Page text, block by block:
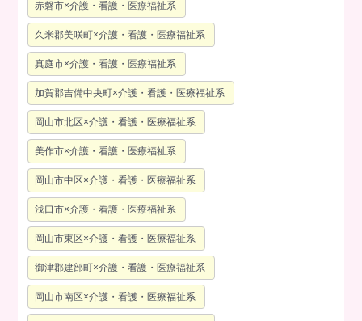
赤磐市×介護・看護・医療福祉系
久米郡美咲町×介護・看護・医療福祉系
真庭市×介護・看護・医療福祉系
加賀郡吉備中央町×介護・看護・医療福祉系
岡山市北区×介護・看護・医療福祉系
美作市×介護・看護・医療福祉系
岡山市中区×介護・看護・医療福祉系
浅口市×介護・看護・医療福祉系
岡山市東区×介護・看護・医療福祉系
御津郡建部町×介護・看護・医療福祉系
岡山市南区×介護・看護・医療福祉系